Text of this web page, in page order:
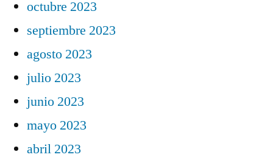
octubre 2023
septiembre 2023
agosto 2023
julio 2023
junio 2023
mayo 2023
abril 2023